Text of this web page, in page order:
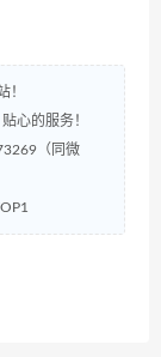
！
心的服务！
（同微